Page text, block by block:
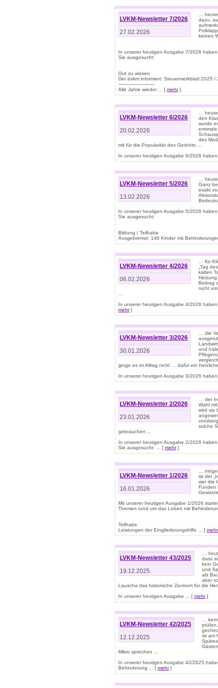
LVKM-Newsletter 7/2026
27.02.2026
…
dazu,
keinen
In unserer heutigen Ausgabe 7/2026
Sie ausgesucht:
Gut zu wissen
Der bvkm informiert: Steuermerkblatt 2025 /
-------------------------
Alle Jahre wieder ... [ mehr]
LVKM-Newsletter 6/2026
20.02.2026
…
den
wurde
des
mit für die Popularität des Gerichts …
In unserer heutigen Ausgabe 6/2026
LVKM-Newsletter 5/2026
13.02.2026
…
Ganz
exakt
In unserer heutigen Ausgabe 5/2026
Sie ausgesucht:
Bildung / Teilhabe
Ausgebremst: 146 Kinder mit
LVKM-Newsletter 4/2026
06.02.2026
… für
„Tag
kalten
Beitrag
nicht
In unserer heutigen Ausgabe 4/2026
mehr]
LVKM-Newsletter 3/2026
30.01.2026
… die
und
ginge es im Alltag nicht … dafür ein
In unserer heutigen Ausgabe 3/2026
LVKM-Newsletter 2/2026
23.01.2026
… der
Wahl
wird sie
solche
gebrauchen ...
In unserer heutigen Ausgabe 2/2026
Sie ausgesucht: ... [ mehr]
LVKM-Newsletter 1/2026
16.01.2026
…
ist der
wer die
Funden
Mit unserer heutigen Ausgabe 1/2026
Themen rund um das Leben mit
Teilhabe
Leistungen der Eingliederungshilfe ... [ mehr
LVKM-Newsletter 43/2025
19.12.2025
…
dass
kein
und
als
aber
Lauscha das historische Zentrum für die
In unserer heutigen Ausgabe ... [ mehr]
LVKM-Newsletter 42/2025
12.12.2025
…
ist am
Mikro sprechen ...
In unserer heutigen Ausgabe 42/2025
Behinderung ... [ mehr]